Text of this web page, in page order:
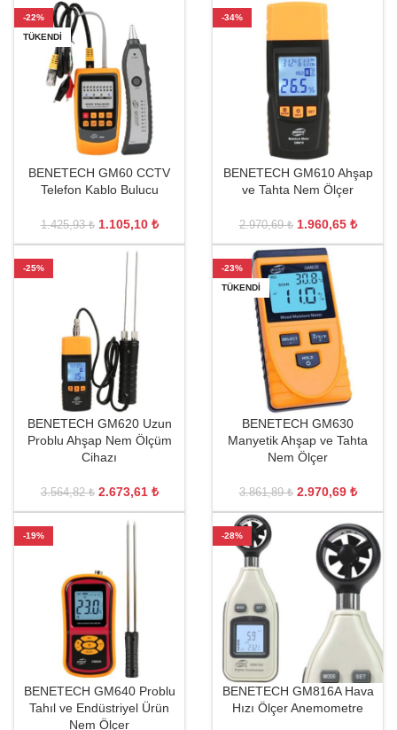
-22%
TÜKENDI
BENETECH GM60 CCTV
Telefon Kablo Bulucu
1.425,93₺ 1.105,10 ₺
-34%
BENETECH GM610 Ahşap
ve Tahta Nem Ölçer
2.970,69₺ 1.960,65 ₺
-25%
BENETECH GM620 Uzun
Problu Ahşap Nem Ölçüm
Cihazı
3.564,82₺ 2.673,61 ₺
-23%
TÜKENDI
BENETECH GM630
Manyetik Ahşap ve Tahta
Nem Ölçer
3.861,89₺ 2.970,69 ₺
-19%
BENETECH GM640 Problu
Tahıl ve Endüstriyel Ürün
Nem Ölçer
-28%
BENETECH GM816A Hava
Hızı Ölçer Anemometre